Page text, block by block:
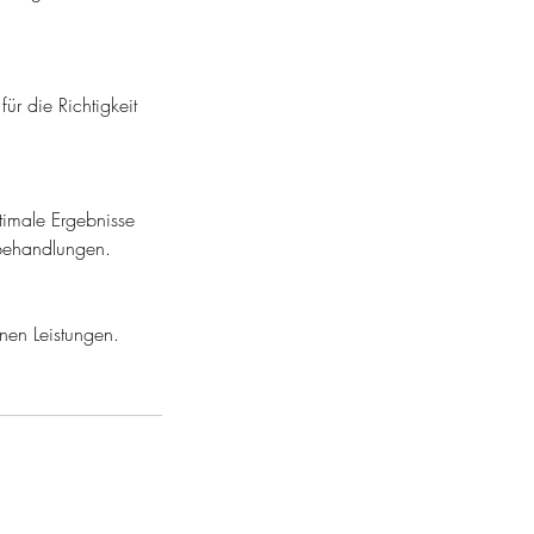
die Richtigkeit
Ergebnisse
Leistungen.